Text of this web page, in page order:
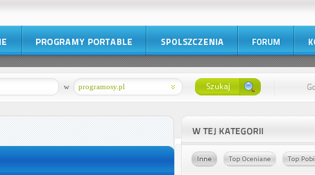
programosy.pl
w